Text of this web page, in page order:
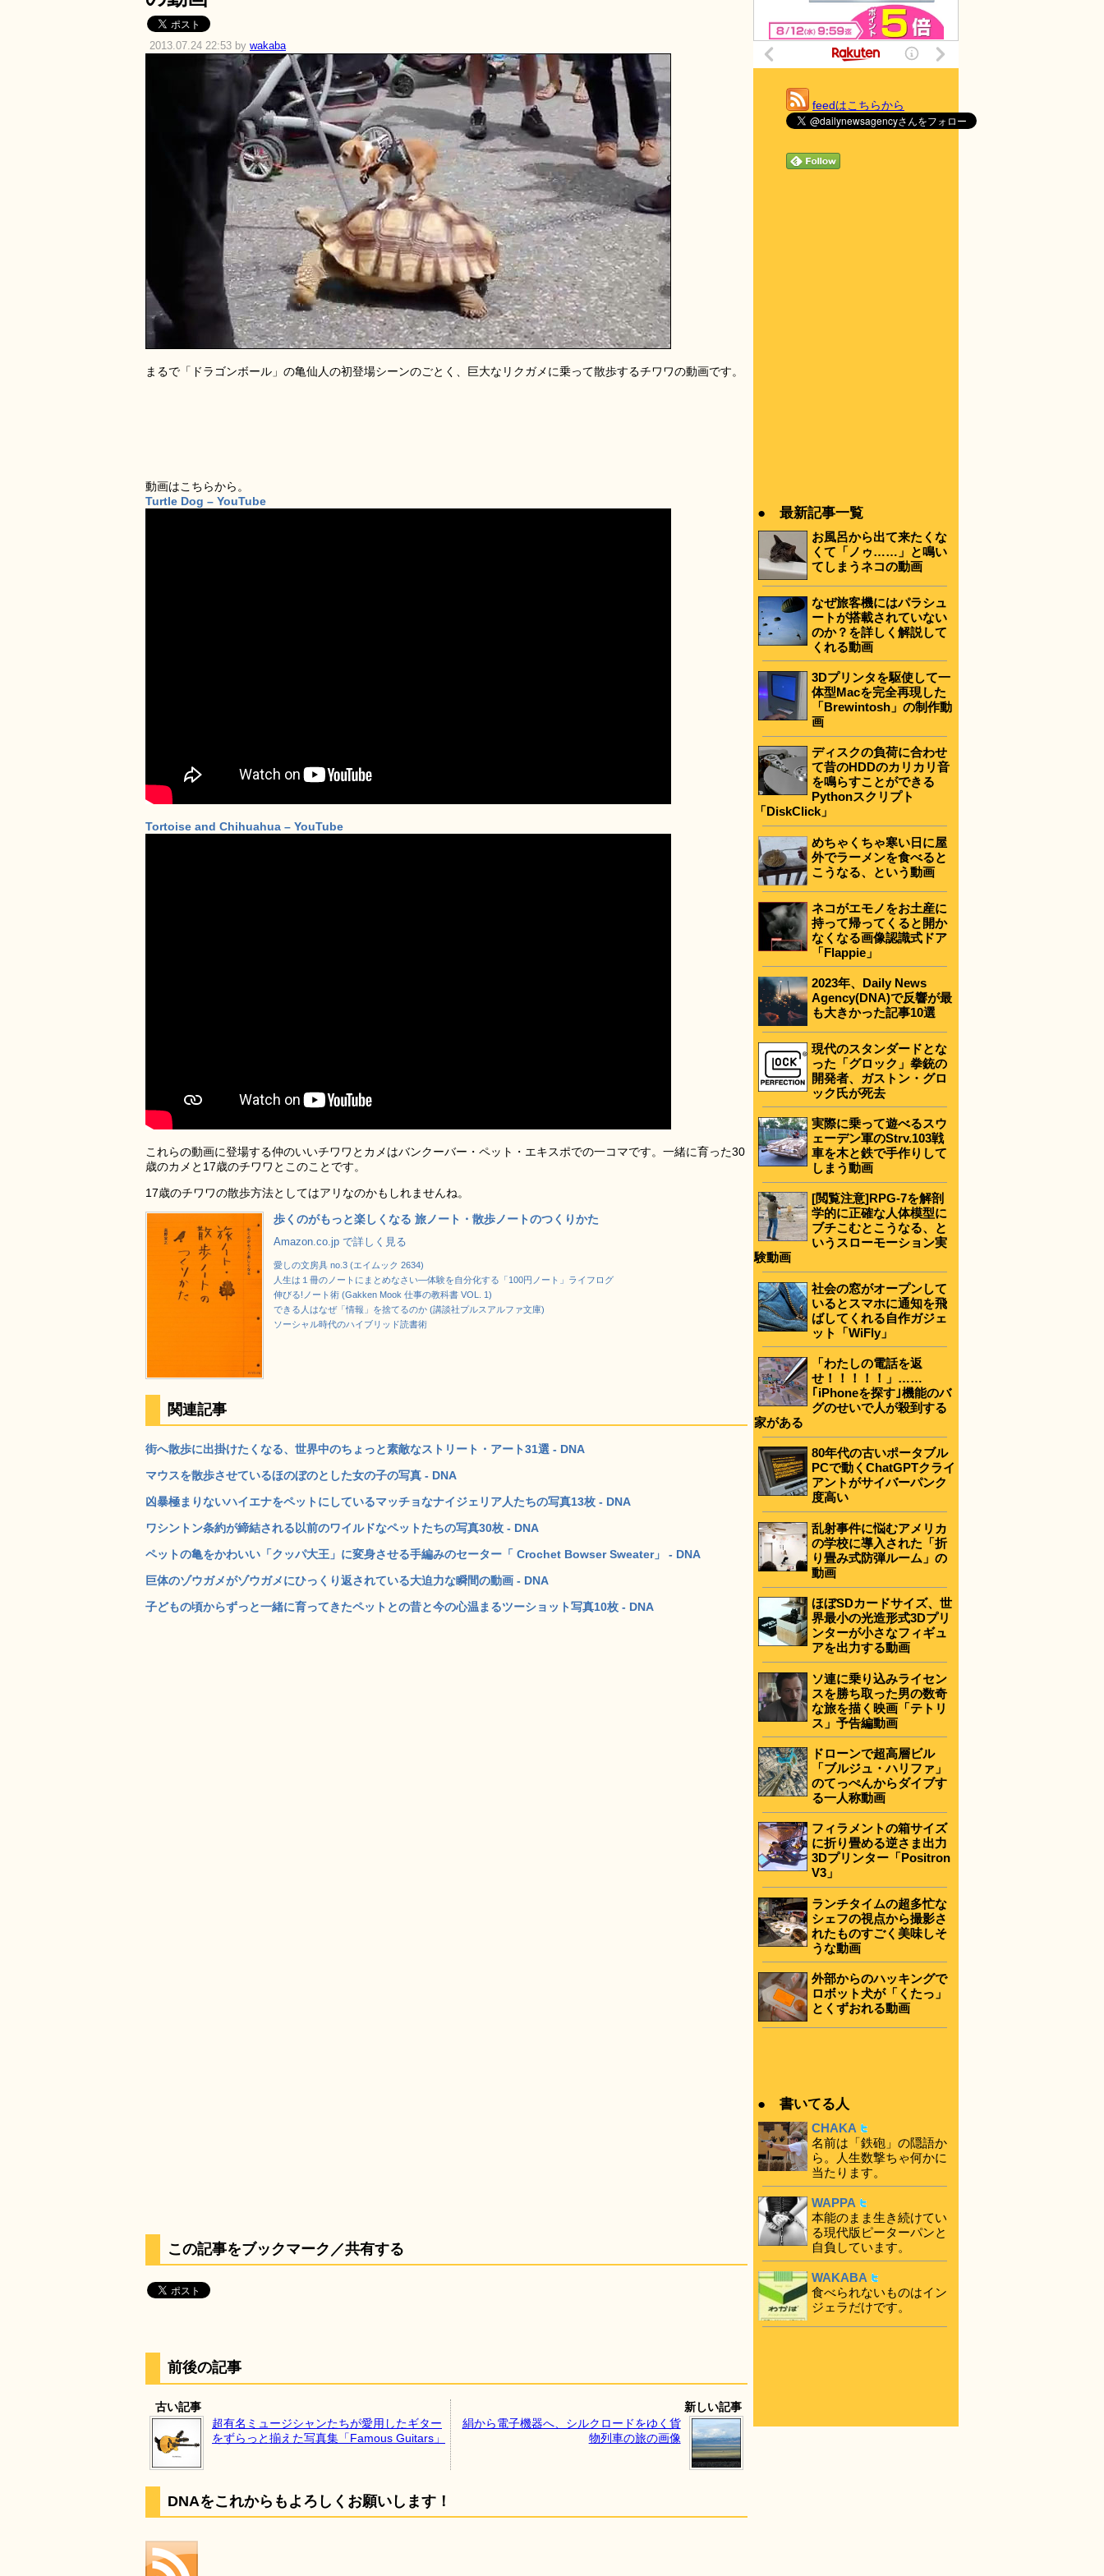
2013.07.24 22:53 by wakaba
まるで「ドラゴンボール」の亀仙人の初登場シーンのごとく、巨大なリクガメに乗って散歩するチワワの動画です。
動画はこちらから。
Turtle Dog – YouTube
Tortoise and Chihuahua – YouTube
これらの動画に登場する仲のいいチワワとカメはバンクーバー・ペット・エキスポでの一コマです。一緒に育った30
歳のカメと17歳のチワワとこのことです。
17歳のチワワの散歩方法としてはアリなのかもしれませんね。
歩くのがもっと楽しくなる 旅ノート・散歩ノートのつくりかた
Amazon.co.jp で詳しく見る
愛しの文房具 no.3 (エイムック 2634)
人生は１冊のノートにまとめなさい―体験を自分化する「100円ノート」ライフログ
伸びる!ノート術 (Gakken Mook 仕事の教科書 VOL. 1)
できる人はなぜ「情報」を捨てるのか (講談社プルスアルファ文庫)
ソーシャル時代のハイブリッド読書術
関連記事
街へ散歩に出掛けたくなる、世界中のちょっと素敵なストリート・アート31選 - DNA
マウスを散歩させているほのぼのとした女の子の写真 - DNA
凶暴極まりないハイエナをペットにしているマッチョなナイジェリア人たちの写真13枚 - DNA
ワシントン条約が締結される以前のワイルドなペットたちの写真30枚 - DNA
ペットの亀をかわいい「クッパ大王」に変身させる手編みのセーター「 Crochet Bowser Sweater」 - DNA
巨体のゾウガメがゾウガメにひっくり返されている大迫力な瞬間の動画 - DNA
子どもの頃からずっと一緒に育ってきたペットとの昔と今の心温まるツーショット写真10枚 - DNA
この記事をブックマーク／共有する
前後の記事
古い記事
超有名ミュージシャンたちが愛用したギター
をずらっと揃えた写真集「Famous Guitars」
新しい記事
絹から電子機器へ、シルクロードをゆく貨
物列車の旅の画像
DNAをこれからもよろしくお願いします！
feedはこちらから
● 最新記事一覧
お風呂から出て来たくな
くて「ノゥ……」と鳴い
てしまうネコの動画
なぜ旅客機にはパラシュ
ートが搭載されていない
のか？を詳しく解説して
くれる動画
3Dプリンタを駆使して一
体型Macを完全再現した
「Brewintosh」の制作動
画
ディスクの負荷に合わせ
て昔のHDDのカリカリ音
を鳴らすことができる
Pythonスクリプト
「DiskClick」
めちゃくちゃ寒い日に屋
外でラーメンを食べると
こうなる、という動画
ネコがエモノをお土産に
持って帰ってくると開か
なくなる画像認識式ドア
「Flappie」
2023年、Daily News
Agency(DNA)で反響が最
も大きかった記事10選
現代のスタンダードとな
った「グロック」拳銃の
開発者、ガストン・グロ
ック氏が死去
実際に乗って遊べるスウ
ェーデン軍のStrv.103戦
車を木と鉄で手作りして
しまう動画
[閲覧注意]RPG-7を解剖
学的に正確な人体模型に
ブチこむとこうなる、と
いうスローモーション実
験動画
社会の窓がオープンして
いるとスマホに通知を飛
ばしてくれる自作ガジェ
ット「WiFly」
「わたしの電話を返
せ！！！！！」……
｢iPhoneを探す｣機能のバ
グのせいで人が殺到する
家がある
80年代の古いポータブル
PCで動くChatGPTクライ
アントがサイバーパンク
度高い
乱射事件に悩むアメリカ
の学校に導入された「折
り畳み式防弾ルーム」の
動画
ほぼSDカードサイズ、世
界最小の光造形式3Dプリ
ンターが小さなフィギュ
アを出力する動画
ソ連に乗り込みライセン
スを勝ち取った男の数奇
な旅を描く映画「テトリ
ス」予告編動画
ドローンで超高層ビル
「ブルジュ・ハリファ」
のてっぺんからダイブす
る一人称動画
フィラメントの箱サイズ
に折り畳める逆さま出力
3Dプリンター「Positron
V3」
ランチタイムの超多忙な
シェフの視点から撮影さ
れたものすごく美味しそ
うな動画
外部からのハッキングで
ロボット犬が「くたっ」
とくずおれる動画
● 書いてる人
CHAKA
名前は「鉄砲」の隠語か
ら。人生数撃ちゃ何かに
当たります。
WAPPA
本能のまま生き続けてい
る現代版ピーターパンと
自負しています。
WAKABA
食べられないものはイン
ジェラだけです。